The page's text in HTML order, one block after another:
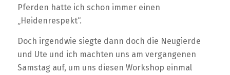
Pferden hatte ich schon immer einen
„Heidenrespekt“.
Doch irgendwie siegte dann doch die Neugierde
und Ute und ich machten uns am vergangenen
Samstag auf, um uns diesen Workshop einmal